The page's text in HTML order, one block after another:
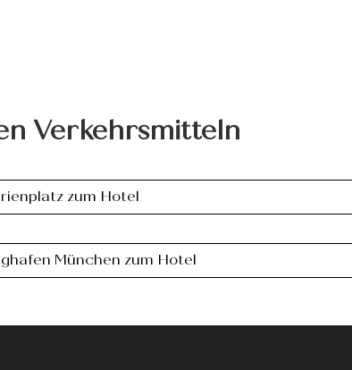
Verkehrsmitteln
zum Hotel
München zum Hotel